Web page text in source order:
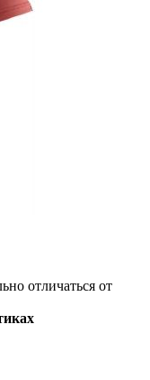
отличаться от